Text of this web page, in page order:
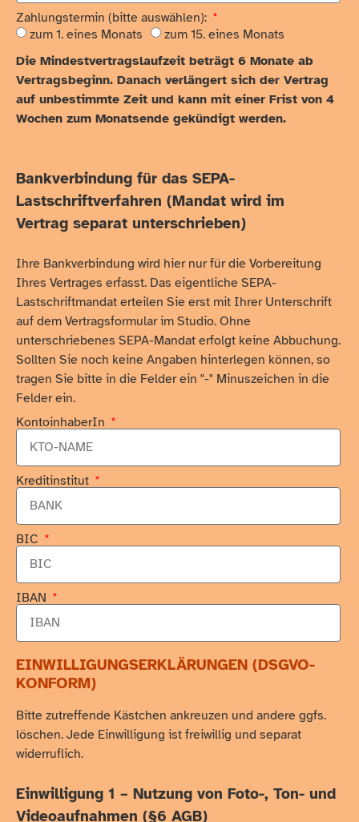
Zahlungstermin (bitte auswählen):
zum 1. eines Monats
zum 15. eines Monats
Die Mindestvertragslaufzeit beträgt 6 Monate ab
Vertragsbeginn. Danach verlängert sich der Vertrag
auf unbestimmte Zeit und kann mit einer Frist von 4
Wochen zum Monatsende gekündigt werden.
Bankverbindung für das SEPA-
Lastschriftverfahren (Mandat wird im
Vertrag separat unterschrieben)
Ihre Bankverbindung wird hier nur für die Vorbereitung
Ihres Vertrages erfasst. Das eigentliche SEPA-
Lastschriftmandat erteilen Sie erst mit Ihrer Unterschrift
auf dem Vertragsformular im Studio. Ohne
unterschriebenes SEPA-Mandat erfolgt keine Abbuchung.
Sollten Sie noch keine Angaben hinterlegen können, so
tragen Sie bitte in die Felder ein "-" Minuszeichen in die
Felder ein.
KontoinhaberIn
Kreditinstitut
BIC
IBAN
EINWILLIGUNGSERKLÄRUNGEN (DSGVO-
KONFORM)
Bitte zutreffende Kästchen ankreuzen und andere ggfs.
löschen. Jede Einwilligung ist freiwillig und separat
widerruflich.
Einwilligung 1 – Nutzung von Foto-, Ton- und
Videoaufnahmen (§6 AGB)